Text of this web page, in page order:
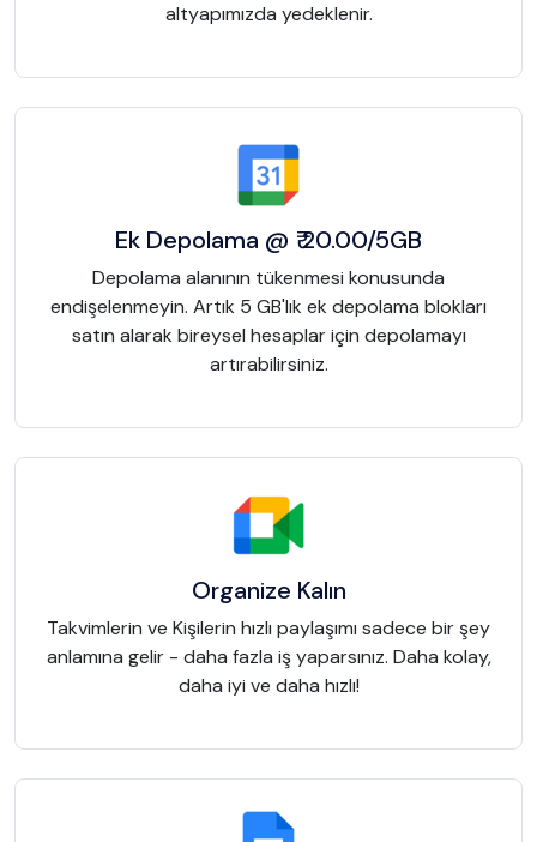
altyapımızda yedeklenir.
Ek Depolama @ ₹ 20.00/5GB
Depolama alanının tükenmesi konusunda
endişelenmeyin. Artık 5 GB'lık ek depolama blokları
satın alarak bireysel hesaplar için depolamayı
artırabilirsiniz.
Organize Kalın
Takvimlerin ve Kişilerin hızlı paylaşımı sadece bir şey
anlamına gelir - daha fazla iş yaparsınız. Daha kolay,
daha iyi ve daha hızlı!